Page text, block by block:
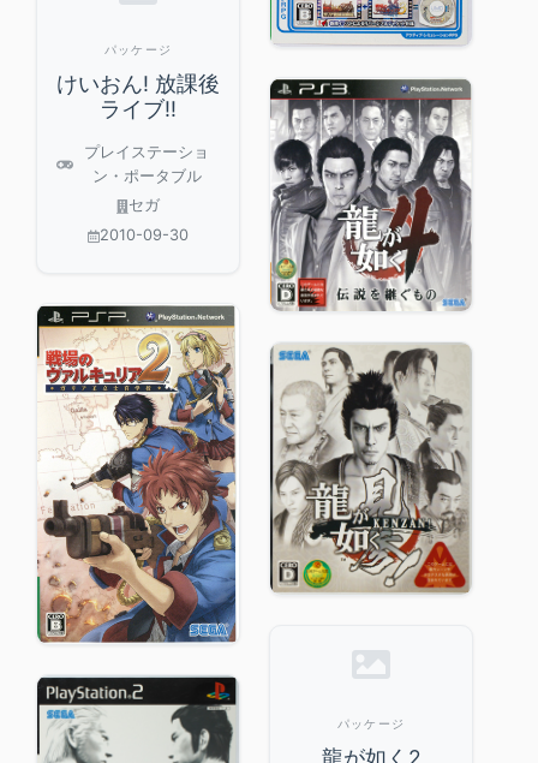
パッケージ
けいおん! 放課後
ライブ!!
プレイステーショ
ン・ポータブル
セガ
2010-09-30
パッケージ
龍が如く2